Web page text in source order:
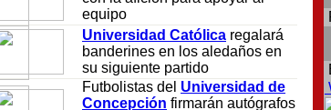
equipo
Universidad Católica regalará
banderines en los aledaños en
su siguiente partido
Futbolistas del Universidad de
Concepción firmarán autógrafos